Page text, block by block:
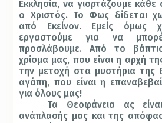
Εκκλησία, να γιορτάζουμε κάθε
ο Χριστός. Το Φως δίδεται
από Εκείνον. Εμείς όμως
εργαστούμε για να
προσλάβουμε. Από το
χρίσμα μας, που είναι η αρχή
την μετοχή στα μυστήρια της
αγάπη, που είναι η
για όλους μας!
Τα Θεοφάνεια ας
ανάπλασής μας και της